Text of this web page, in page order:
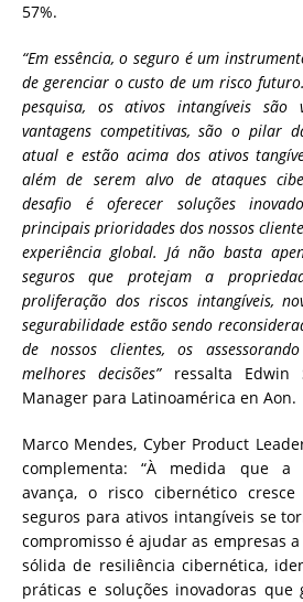
57%.
“Em essência, o seguro é um
de gerenciar o custo de um risco
pesquisa, os ativos intangíveis são
vantagens competitivas, são o pilar
atual e estão acima dos ativos
além de serem alvo de ataques
desafio é oferecer soluções
principais prioridades dos nossos
experiência global. Já não basta
seguros que protejam a
proliferação dos riscos intangíveis,
segurabilidade estão sendo
de nossos clientes, os
melhores decisões”ressalta Edwin
Manager para Latinoamérica en Aon.
Marco Mendes, Cyber Product
complementa: “À medida que a
avança, o risco cibernético
seguros para ativos intangíveis se
compromisso é ajudar as empresas
sólida de resiliência cibernética,
práticas e soluções inovadoras que